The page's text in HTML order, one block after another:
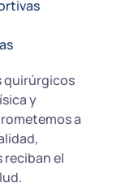
quirúrgicos
y
a
el